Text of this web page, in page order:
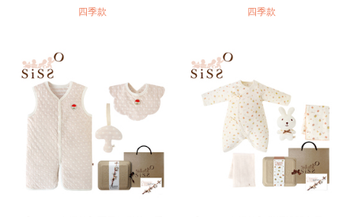
四季款 四季款